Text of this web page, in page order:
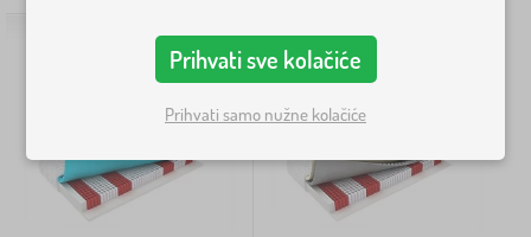
Pretraži unutar filtra
Oznake
Prihvati sve kolačiće
Prihvati samo nužne kolačiće